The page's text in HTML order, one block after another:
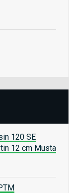
120 SE
12 cm Musta